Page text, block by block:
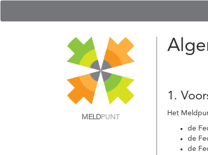
MELDPUNT
1.
Het
de
de
de